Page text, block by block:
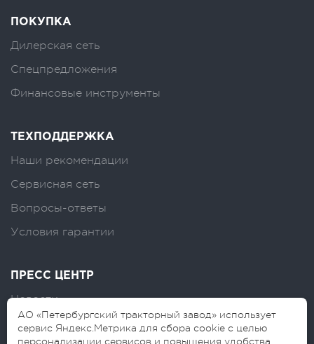
ПОКУПКА
Дилерская сеть
Спецпредложения
Финансовые инструменты
ТЕХПОДДЕРЖКА
Наши рекомендации
Сервисная сеть
Вопросы-ответы
Условия гарантии
ПРЕСС ЦЕНТР
Новости
Логотипы
АО «Петербургский тракторный завод» использует
сервис Яндекс.Метрика для сбора cookie с целью
персонализации сервисов и повышения удобства